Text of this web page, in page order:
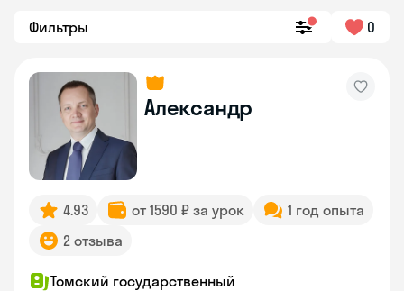
Фильтры 0
Александр
4.93 от 1590 ₽ за урок
1 год опыта
2 отзыва
Томский государственный